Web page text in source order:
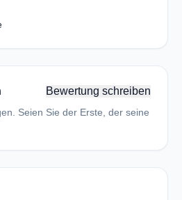
Bewertung schreiben
Seien Sie der Erste, der seine